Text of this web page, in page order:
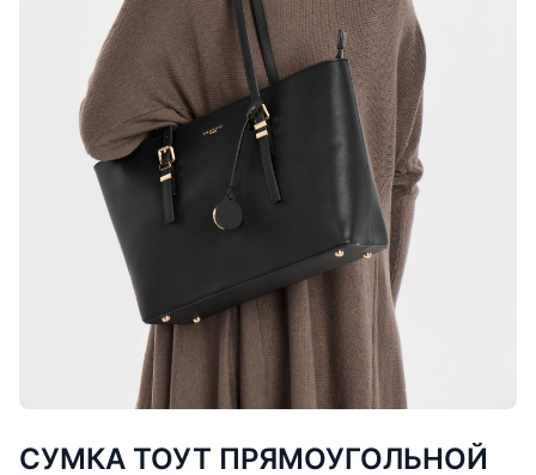
СУМКА ТОУТ ПРЯМОУГОЛЬНОЙ